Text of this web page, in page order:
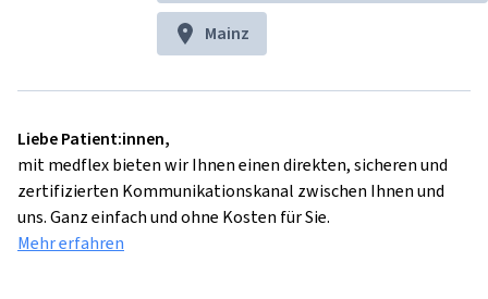
Mainz
Liebe Patient:innen,
mit medflex bieten wir Ihnen einen direkten, sicheren und
zertifizierten Kommunikationskanal zwischen Ihnen und
uns. Ganz einfach und ohne Kosten für Sie.
Mehr erfahren